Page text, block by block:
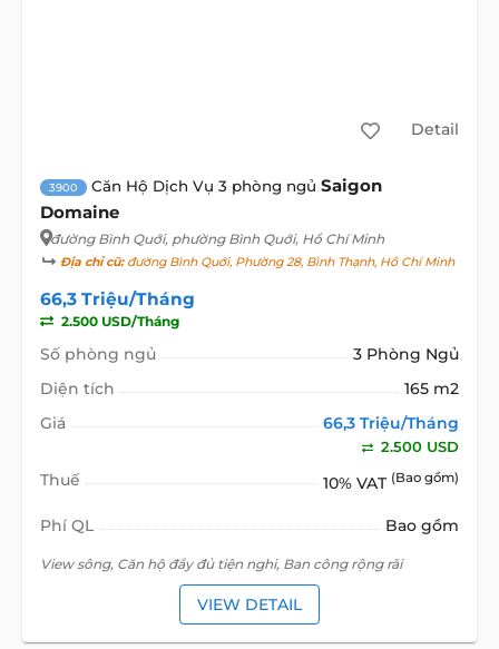
Detail
3900 Căn Hộ Dịch Vụ 3 phòng ngủ Saigon
Domaine
đường Bình Quới, phường Bình Quới, Hồ Chí Minh
Địa chỉ cũ:đường Bình Quới, Phường 28, Bình Thạnh, Hồ Chí Minh
66,3 Triệu/Tháng
2.500 USD/Tháng
Số phòng ngủ
3 Phòng Ngủ
Diện tích
165 m2
Giá
66,3 Triệu/Tháng
2.500 USD
Thuế 10% VAT (Bao gồm)
Phí QL Bao gồm
View sông, Căn hộ đầy đủ tiện nghi, Ban công rộng rãi
VIEW DETAIL